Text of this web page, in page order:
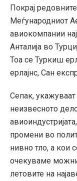
Покрај
Меѓународниот
авиокомпании
Анталија во
Тоа се Туркиш
ерлајнс, Сан
Сепак,
неизвесното
промени во
нивно тло, а кои
очекуваме
летовите на